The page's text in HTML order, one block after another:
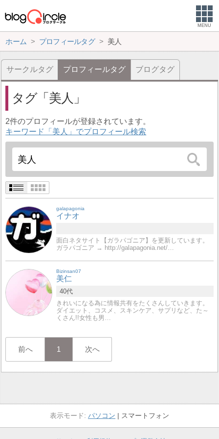
MENU
ホーム プロフィールタグ 美人
サークルタグ プロフィールタグ ブログタグ
タグ 美人
2件のプロフィールが登録されています。
キーワード「美人」でプロフィール検索
galapagonia
イナオ
面白ネタサイト【ガラパゴニア】を更新しています。
ガラパゴニア → http://galapagonia.net/…
Bizinsan07
美仁
40代
きれいになる為に情報共有をたくさんしていきます。
ダイエット、コスメ、スキンケア、サプリなど、た～
くさん!!女性も男…
前へ 1 次へ
パソコン スマートフォン